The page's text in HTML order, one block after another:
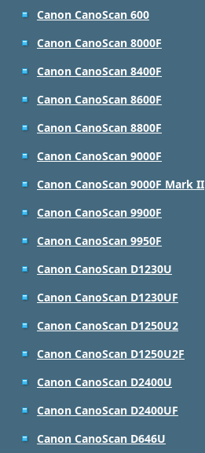
Canon CanoScan 600
Canon CanoScan 8000F
Canon CanoScan 8400F
Canon CanoScan 8600F
Canon CanoScan 8800F
Canon CanoScan 9000F
Canon CanoScan 9000F Mark II
Canon CanoScan 9900F
Canon CanoScan 9950F
Canon CanoScan D1230U
Canon CanoScan D1230UF
Canon CanoScan D1250U2
Canon CanoScan D1250U2F
Canon CanoScan D2400U
Canon CanoScan D2400UF
Canon CanoScan D646U